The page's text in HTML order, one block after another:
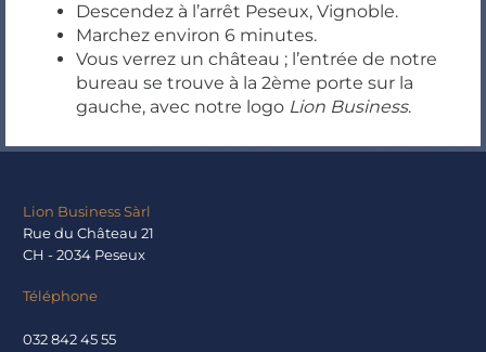
Descendez à l’arrêt Peseux, Vignoble.
Marchez environ 6 minutes.
Vous verrez un château ; l’entrée de notre
bureau se trouve à la 2ème porte sur la
gauche, avec notre logo Lion Business.
Lion Business Sàrl
Rue du Château 21
CH - 2034 Peseux
Téléphone
032 842 45 55